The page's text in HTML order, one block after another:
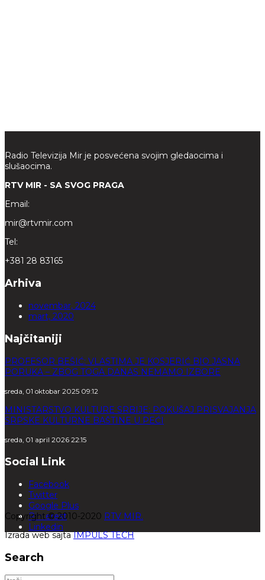
Radio Televizija Mir je posvećena svojim gledaocima i
slušaocima.
RTV MIR - SA SVOG PRAGA
Email:
mir@rtvmir.com
Tel:
+381 28 83165
Arhiva
novembar, 2024
mart, 2020
Najčitaniji
PROFESOR BEŠIĆ: VLASTIMA JE KOSJERIĆ BIO JASNA
PORUKA – ZBOG TOGA DANAS NEMAMO IZBORE
sreda, 01 oktobar 2025 09:12
MINISTARSTVO KULTURE SRBIJE: POKUŠAJ PRISVAJANJA
SRPSKE KULTURNE BAŠTINE U PEĆI
sreda, 01 april 2026 22:15
Social Link
Facebook
Twitter
Google Plus
Pinterest
Linkedin
Copyright © 2010-2020 RTV MIR.
Izrada web sajtaIMPULS TECH
Search